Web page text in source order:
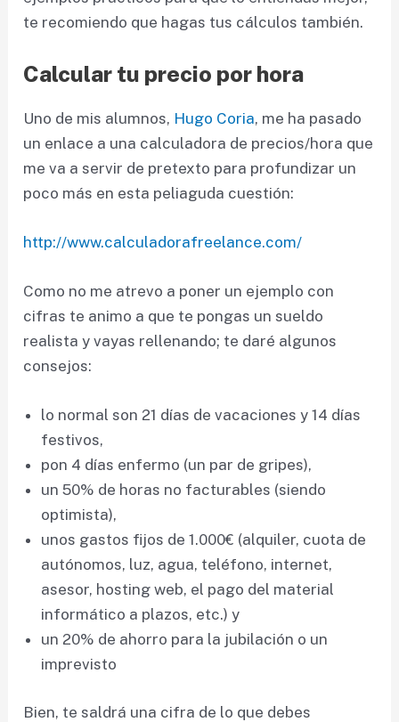
te recomiendo que hagas tus cálculos también.
Calcular tu precio por hora
Uno de mis alumnos, Hugo Coria, me ha pasado
un enlace a una calculadora de precios/hora que
me va a servir de pretexto para profundizar un
poco más en esta peliaguda cuestión:
http://www.calculadorafreelance.com/
Como no me atrevo a poner un ejemplo con
cifras te animo a que te pongas un sueldo
realista y vayas rellenando; te daré algunos
consejos:
lo normal son 21 días de vacaciones y 14 días
festivos,
pon 4 días enfermo (un par de gripes),
un 50% de horas no facturables (siendo
optimista),
unos gastos fijos de 1.000€ (alquiler, cuota de
autónomos, luz, agua, teléfono, internet,
asesor, hosting web, el pago del material
informático a plazos, etc.) y
un 20% de ahorro para la jubilación o un
imprevisto
Bien, te saldrá una cifra de lo que debes